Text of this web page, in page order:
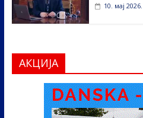
10. мај 2026.
АКЦИЈА